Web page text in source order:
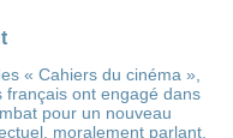
« Cahiers du cinéma »,
français ont engagé dans
pour un nouveau
moralement parlant.